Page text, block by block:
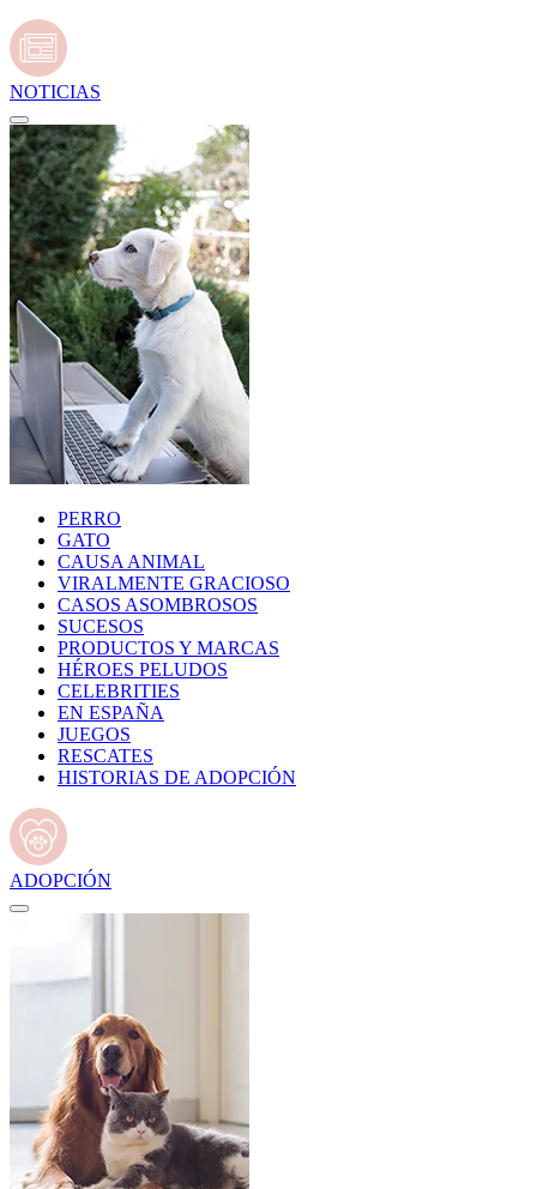
NOTICIAS
PERRO
GATO
CAUSA ANIMAL
VIRALMENTE GRACIOSO
CASOS ASOMBROSOS
SUCESOS
PRODUCTOS Y MARCAS
HÉROES PELUDOS
CELEBRITIES
EN ESPAÑA
JUEGOS
RESCATES
HISTORIAS DE ADOPCIÓN
ADOPCIÓN